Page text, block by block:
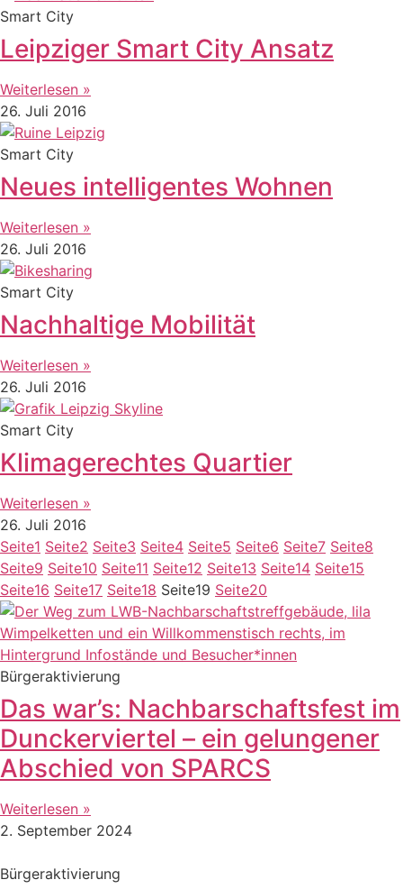
Smart City
Leipziger Smart City Ansatz
Weiterlesen »
26. Juli 2016
Smart City
Neues intelligentes Wohnen
Weiterlesen »
26. Juli 2016
Smart City
Nachhaltige Mobilität
Weiterlesen »
26. Juli 2016
Smart City
Klimagerechtes Quartier
Weiterlesen »
26. Juli 2016
Seite1 Seite2 Seite3 Seite4 Seite5 Seite6 Seite7 Seite8
Seite9 Seite10 Seite11 Seite12 Seite13 Seite14 Seite15
Seite16 Seite17 Seite18 Seite19 Seite20
Bürgeraktivierung
Das war’s: Nachbarschaftsfest im
Dunckerviertel – ein gelungener
Abschied von SPARCS
Weiterlesen »
2. September 2024
Bürgeraktivierung